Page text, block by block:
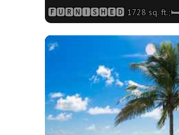
🅵🆄🆁🅽🅸🆂🅷🅴🅳 1728 sq. ft.;🛏 2
More